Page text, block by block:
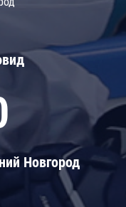
Новгород